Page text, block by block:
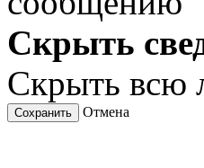
Скрыть
Скрыть всю
Сохранить Отмена